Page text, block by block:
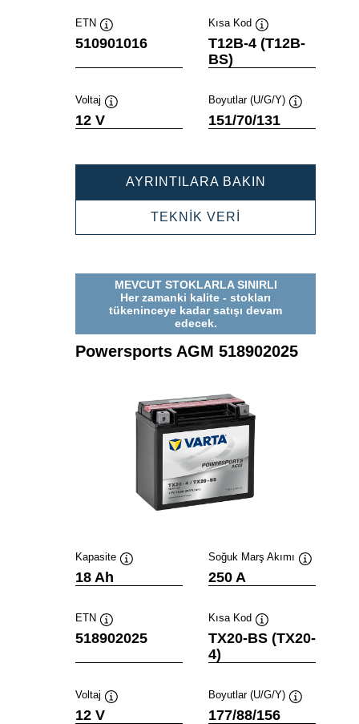
ETN
Verktygstips
510901016
Kısa Kod
Verktygstips
T12B-4 (T12B-
BS)
Voltaj
12 V
Boyutlar (U/G/Y)
151/70/131
AYRINTILARA BAKIN
TEKNİK VERİ
MEVCUT STOKLARLA SINIRLI
Her zamanki kalite - stokları
tükeninceye kadar satışı devam
edecek.
Powersports AGM 518902025
Kapasite
18 Ah
Soğuk Marş Akımı
250 A
ETN
Verktygstips
518902025
Kısa Kod
Verktygstips
TX20-BS (TX20-
4)
Voltaj
12 V
Boyutlar (U/G/Y)
177/88/156